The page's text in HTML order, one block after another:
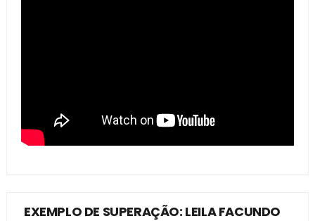
EXEMPLO DE SUPERAÇÃO: LEILA FACUNDO